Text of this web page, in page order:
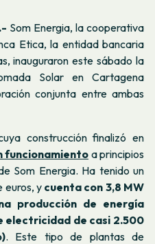
Som Energia, la cooperativa
Etica, la entidad bancaria
inauguraron este sábado la
Solar en Cartagena
conjunta entre ambas
construcción finalizó en
funcionamiento a principios
Som Energia. Ha tenido un
euros, y cuenta con 3,8 MW
producción de energía
electricidad de casi 2.500
. Este tipo de plantas de